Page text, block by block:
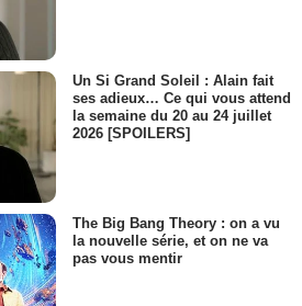
Un Si Grand Soleil : Alain fait
ses adieux… Ce qui vous attend
la semaine du 20 au 24 juillet
2026 [SPOILERS]
The Big Bang Theory : on a vu
la nouvelle série, et on ne va
pas vous mentir